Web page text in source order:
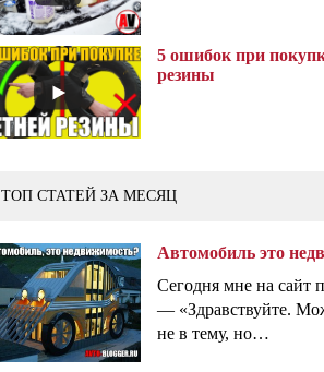
5 ошибок при
резины
ТОП СТАТЕЙ ЗА МЕСЯЦ
Автомобиль это
Сегодня мне на сайт
— «Здравствуйте.
не в тему, но…